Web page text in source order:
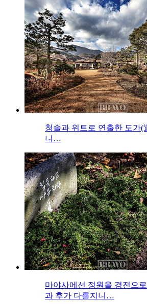
청솔과 위트로 연출한 도가(
니…
마야사에선 정원을 경전으
과 후가 다를지니…